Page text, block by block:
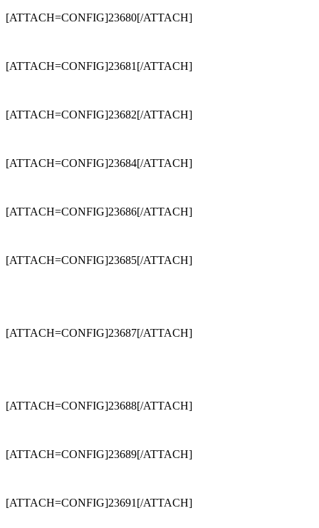
[ATTACH=CONFIG]23680[/ATTACH]
[ATTACH=CONFIG]23681[/ATTACH]
[ATTACH=CONFIG]23682[/ATTACH]
[ATTACH=CONFIG]23684[/ATTACH]
[ATTACH=CONFIG]23686[/ATTACH]
[ATTACH=CONFIG]23685[/ATTACH]
[ATTACH=CONFIG]23687[/ATTACH]
[ATTACH=CONFIG]23688[/ATTACH]
[ATTACH=CONFIG]23689[/ATTACH]
[ATTACH=CONFIG]23691[/ATTACH]